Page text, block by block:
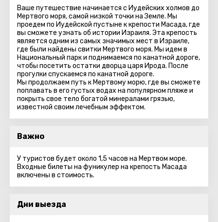
Ваше путешествие начинается с Иудейских холмов до
Мертвого моря, самой низкой точки на Земле. Мы
проедем по Иудейской пустыне к крепости Масада, где
вы сможете узнать об истории Израиля. Эта крепость
является одним из самых значимых мест в Израиле,
где были найдены свитки Мертвого моря. Мы идем в
Национальный парк и поднимаемся по канатной дороге,
чтобы посетить остатки дворца царя Ирода. После
прогулки спускаемся по канатной дороге.
Мы продолжаем путь к Мертвому морю, где вы сможете
поплавать в его густых водах на популярном пляже и
покрыть свое тело богатой минералами грязью,
известной своим лечебным эффектом.
Важно
У туристов будет около 1,5 часов на Мертвом море.
Входные билеты на фуникулер на крепость Масада
включены в стоимость.
Дни выезда